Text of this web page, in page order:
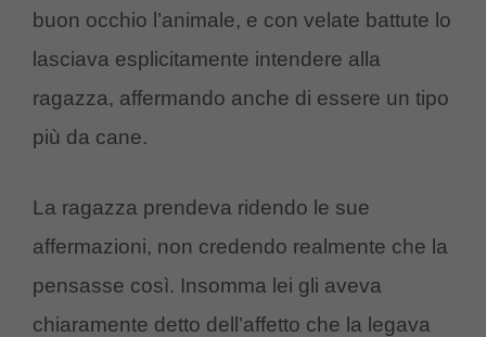
buon occhio l’animale, e con velate battute lo
lasciava esplicitamente intendere alla
ragazza, affermando anche di essere un tipo
più da cane.
La ragazza prendeva ridendo le sue
affermazioni, non credendo realmente che la
pensasse così. Insomma lei gli aveva
chiaramente detto dell’affetto che la legava